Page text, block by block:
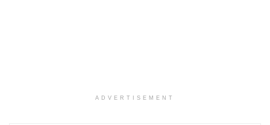
ADVERTISEMENT